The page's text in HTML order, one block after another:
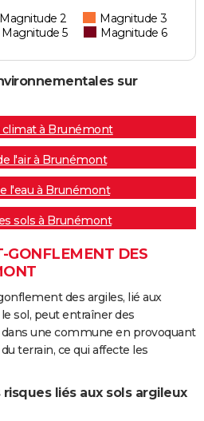
Magnitude 2
Magnitude 3
Magnitude 5 Magnitude 6
sur
climat à Brunémont
l'air à Brunémont
l'eau à Brunémont
sols à Brunémont
GONFLEMENT DES
des argiles, lié aux
sol, peut entraîner des
une commune en provoquant
terrain, ce qui affecte les
liés aux sols argileux